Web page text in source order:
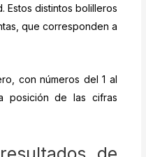
Estos distintos bolilleros
que corresponden a
con números del 1 al
posición de las cifras